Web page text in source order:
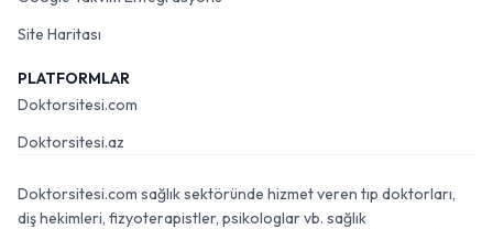
Site Haritası
PLATFORMLAR
Doktorsitesi.com
Doktorsitesi.az
Doktorsitesi.com sağlık sektöründe hizmet veren tıp doktorları,
diş hekimleri, fizyoterapistler, psikologlar vb. sağlık